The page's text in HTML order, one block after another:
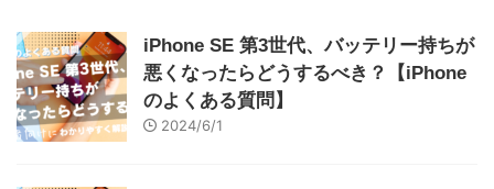
iPhone SE 第3世代、バッテリー持ちが
悪くなったらどうするべき？【iPhone
のよくある質問】
2024/6/1